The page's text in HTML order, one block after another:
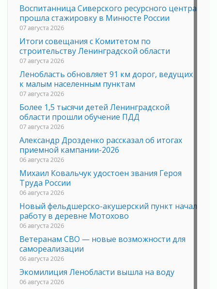
Воспитанница Сиверского ресурсного центра
прошла стажировку в Минюсте России
07 августа 2026
Итоги совещания с Комитетом по
строительству Ленинградской области
07 августа 2026
Ленобласть обновляет 91 км дорог, ведущих
к малым населенным пунктам
07 августа 2026
Более 1,5 тысячи детей Ленинградской
области прошли обучение ПДД
07 августа 2026
Александр Дрозденко рассказал об итогах
приемной кампании-2026
06 августа 2026
Михаил Ковальчук удостоен звания Героя
Труда России
06 августа 2026
Новый фельдшерско-акушерский пункт начал
работу в деревне Мотохово
06 августа 2026
Ветеранам СВО — новые возможности для
самореализации
06 августа 2026
Экомилиция Ленобласти вышла на воду
06 августа 2026